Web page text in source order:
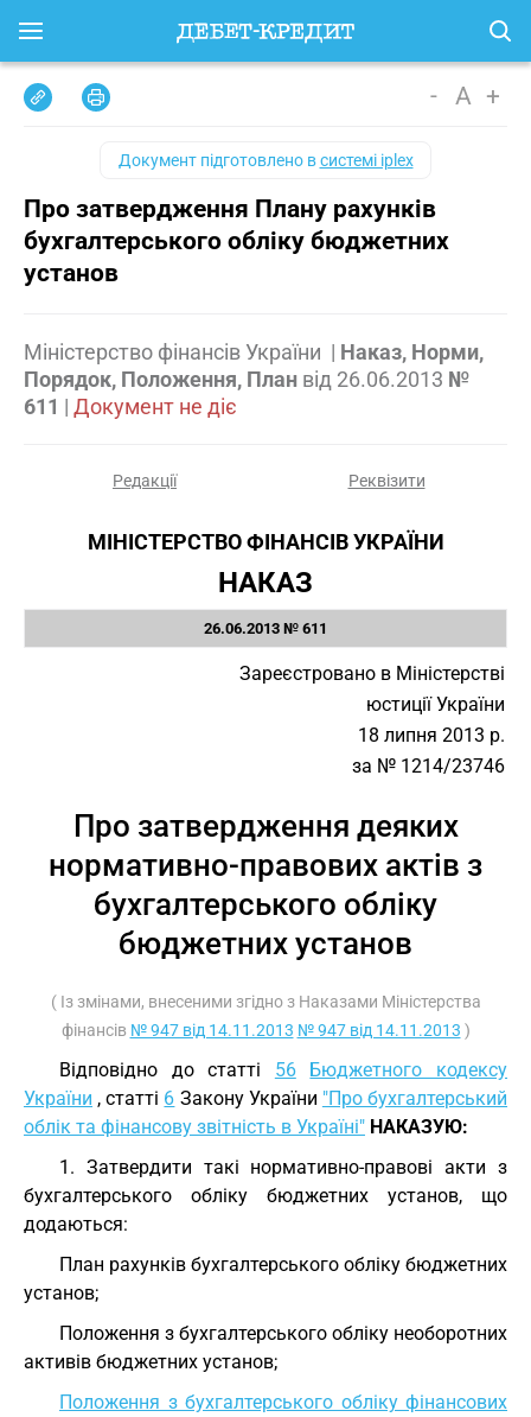
- A +
Документ підготовлено всистемі iplex
Про затвердження Плану рахунків
бухгалтерського обліку бюджетних
установ
Міністерство фінансів України | Наказ, Норми,
Порядок, Положення, План від 26.06.2013 №
611 | Документ не діє
Редакції Реквізити
МІНІСТЕРСТВО ФІНАНСІВ УКРАЇНИ
НАКАЗ
26.06.2013 № 611
Зареєстровано в Міністерстві
юстиції України
18 липня 2013 р.
за № 1214/23746
Про затвердження деяких
нормативно-правових актів з
бухгалтерського обліку
бюджетних установ
( Із змінами, внесеними згідно з Наказами Міністерства
фінансів № 947 від 14.11.2013 № 947 від 14.11.2013 )
Відповідно до статті 56
Бюджетного кодексу
України , статті 6 Закону України "Про бухгалтерський
облік та фінансову звітність в Україні" НАКАЗУЮ:
1. Затвердити такі нормативно-правові акти з
бухгалтерського обліку бюджетних установ, що
додаються:
План рахунків бухгалтерського обліку бюджетних
установ;
Положення з бухгалтерського обліку необоротних
активів бюджетних установ;
Положення з бухгалтерського обліку фінансових